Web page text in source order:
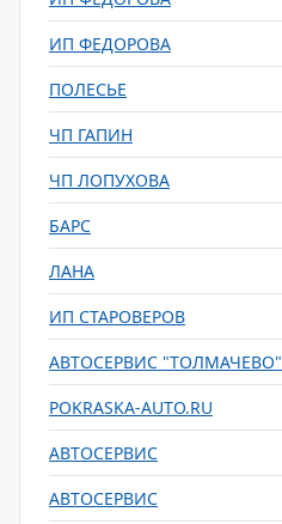
ИП ФЕДОРОВА
ПОЛЕСЬЕ
ЧП ГАПИН
ЧП ЛОПУХОВА
БАРС
ЛАНА
ИП СТАРОВЕРОВ
АВТОСЕРВИС "ТОЛМАЧЕВО"
POKRASKA-AUTO.RU
АВТОСЕРВИС
АВТОСЕРВИС